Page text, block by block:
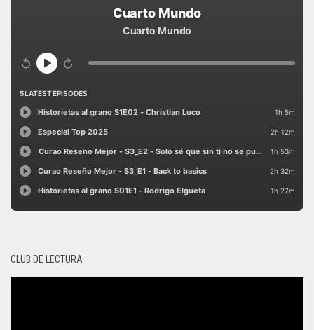
CLUB DE LECTURA